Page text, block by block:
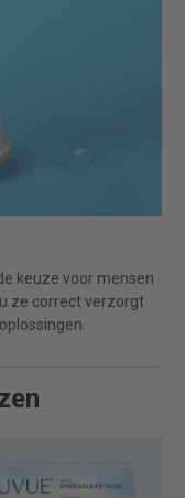
keuze voor mensen
ze correct verzorgt